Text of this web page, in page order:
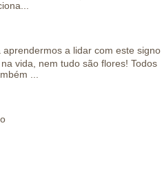
a lidar com este signo
vida, nem tudo são flores! Todos
...